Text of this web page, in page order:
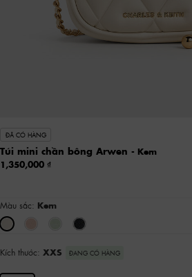
ĐÃ CÓ HÀNG
Túi mini chần bông Arwen - Kem
1,350,000
Màu sắc: Kem
Kích thước: XXS ĐANG CÓ HÀNG